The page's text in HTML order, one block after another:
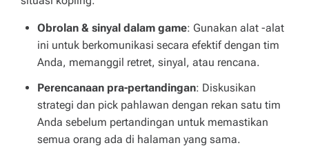
Obrolan & sinyal dalam game: Gunakan alat -alat
ini untuk berkomunikasi secara efektif dengan tim
Anda, memanggil retret, sinyal, atau rencana.
Perencanaan pra-pertandingan: Diskusikan
strategi dan pick pahlawan dengan rekan satu tim
Anda sebelum pertandingan untuk memastikan
semua orang ada di halaman yang sama.